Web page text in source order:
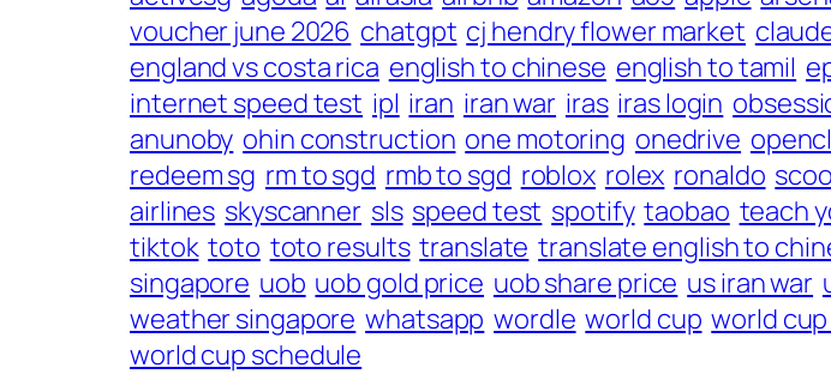
voucher june 2026 chatgpt cj hendry flower market
england vs costa rica english to chinese english to tamil
internet speed test ipl iran iran war iras iras login
anunoby ohin construction one motoring onedrive
redeem sg rm to sgd rmb to sgd roblox rolex ronaldo
airlines skyscanner sls speed test spotify taobao teach
tiktok toto toto results translate translate english to
singapore uob uob gold price uob share price us iran war
weather singapore whatsapp wordle world cup world
world cup schedule